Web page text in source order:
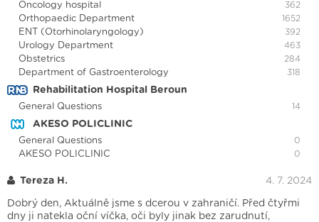
Oncology hospital 362
Orthopaedic Department 1652
ENT (Otorhinolaryngology) 392
Urology Department 463
Obstetrics 284
Department of Gastroenterology 318
Rehabilitation Hospital Beroun
General Questions 14
AKESO POLICLINIC
General Questions 0
AKESO POLICLINIC 0
Tereza H. 4. 7. 2024
Dobrý den, Aktuálně jsme s dcerou v zahraničí. Před čtyřmi
dny ji natekla oční víčka, oči byly jinak bez zarudnutí,